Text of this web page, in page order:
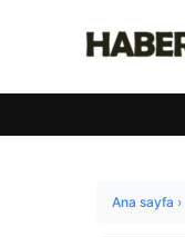
Ana sayfa ›